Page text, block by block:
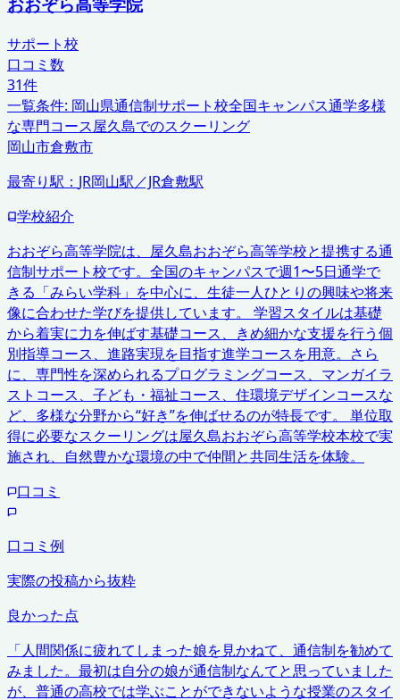
サポート校
口コミ数
31件
一覧条件: 岡山県通信制サポート校全国キャンパス通学多様
な専門コース屋久島でのスクーリング
岡山市倉敷市
最寄り駅： JR岡山駅／JR倉敷駅
学校紹介
おおぞら高等学院は、屋久島おおぞら高等学校と提携する通
信制サポート校です。全国のキャンパスで週1〜5日通学で
きる「みらい学科」を中心に、生徒一人ひとりの興味や将来
像に合わせた学びを提供しています。 学習スタイルは基礎
から着実に力を伸ばす基礎コース、きめ細かな支援を行う個
別指導コース、進路実現を目指す進学コースを用意。さら
に、専門性を深められるプログラミングコース、マンガイラ
ストコース、子ども・福祉コース、住環境デザインコースな
ど、多様な分野から“好き”を伸ばせるのが特長です。 単位取
得に必要なスクーリングは屋久島おおぞら高等学校本校で実
施され、自然豊かな環境の中で仲間と共同生活を体験。
口コミ
口コミ例
実際の投稿から抜粋
良かった点
「人間関係に疲れてしまった娘を見かねて、通信制を勧めて
みました。最初は自分の娘が通信制なんてと思っていました
が、普通の高校では学ぶことができないような授業のスタイ